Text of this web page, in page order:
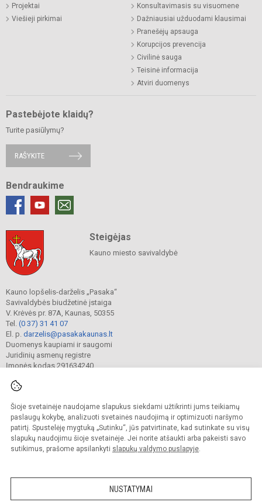
Šioje svetainėje naudojame slapukus siekdami užtikrinti jums teikiamų
paslaugų kokybę, analizuoti svetainės naudojimą ir optimizuoti naršymo
patirtį. Spustelėję mygtuką „Sutinku“, jūs patvirtinate, kad sutinkate su visų
slapukų naudojimu šioje svetainėje. Jei norite atšaukti arba pakeisti savo
sutikimus, prašome apsilankyti slapukų valdymo puslapyje.
NUSTATYMAI
Projektai
Viešieji pirkimai
Konsultavimasis su visuomene
Dažniausiai užduodami klausimai
Pranešėjų apsauga
Korupcijos prevencija
Civilinė sauga
Teisinė informacija
Atviri duomenys
Pastebėjote klaidų?
Turite pasiūlymų?
RAŠYKITE
Bendraukime
Steigėjas
Kauno miesto savivaldybė
Kauno lopšelis-darželis „Pasaka“
Savivaldybės biudžetinė įstaiga
V. Krėvės pr. 87A, Kaunas, 50355
Tel. (0 37) 31 41 07
El. p. darzelis@pasakakaunas.lt
Duomenys kaupiami ir saugomi
Juridinių asmenų registre
Įmonės kodas 291634240
© 2022. Kauno lopšelis-darželis „Pasaka“. Visos teisės saugomos.
Kopijuoti turinį be raštiško įstaigos administracijos sutikimo griežtai draudžiama.
Prieinamumo paraiška Slapukų valdymas
Sumanus būdas atnaujinti